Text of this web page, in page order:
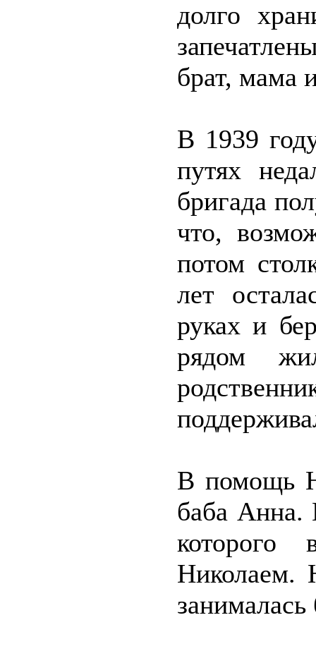
долго
брат, мама
В 1939
путях
бригада
что,
потом
лет
руках и
рядом
В помощь
баба Анна.
Николаем.